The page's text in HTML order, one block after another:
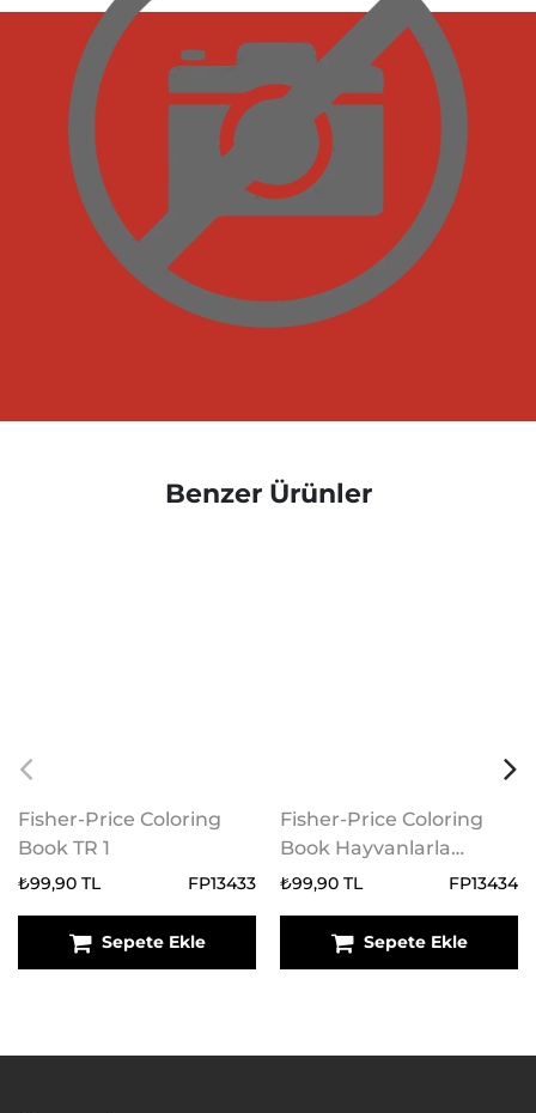
Benzer Ürünler
Fisher-Price Coloring
Book TR 1
₺99,90 TL FP13433
Sepete Ekle
Fisher-Price Coloring
Book Hayvanlarla
Boyama 2
₺99,90 TL FP13434
Sepete Ekle